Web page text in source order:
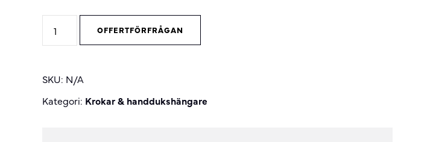
Handduksring
OFFERTFÖRFRÅGAN
SKU: N/A
Kategori: Krokar & handdukshängare